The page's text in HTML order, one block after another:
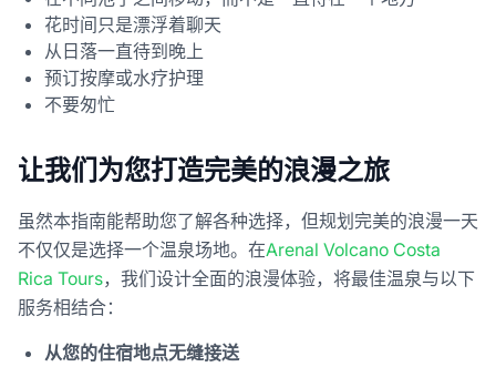
花时间只是漂浮着聊天
从日落一直待到晚上
预订按摩或水疗护理
不要匆忙
让我们为您打造完美的浪漫之旅
虽然本指南能帮助您了解各种选择，但规划完美的浪漫一天
不仅仅是选择一个温泉场地。在Arenal Volcano Costa
Rica Tours，我们设计全面的浪漫体验，将最佳温泉与以下
服务相结合：
从您的住宿地点无缝接送